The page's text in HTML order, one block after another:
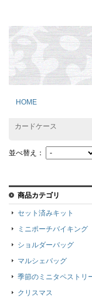
HOME
カードケース
並べ替え：
商品カテゴリ
セット済みキット
ミニポーチバイキング
ショルダーバッグ
マルシェバッグ
季節のミニタペストリ
クリスマス